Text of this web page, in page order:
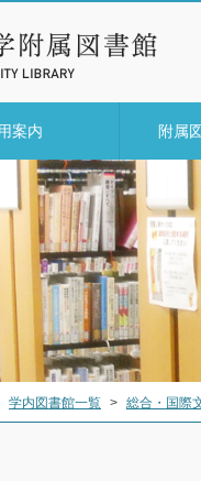
案内 附属
学内図書館一覧 > 総合・国際